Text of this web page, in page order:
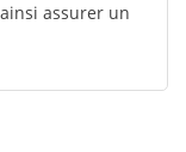
assurer un